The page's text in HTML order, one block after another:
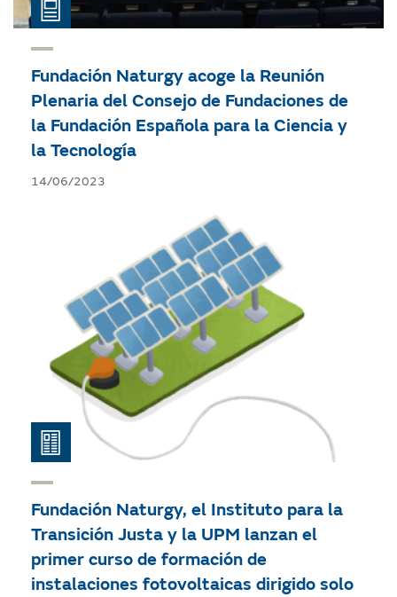
Fundación Naturgy acoge la Reunión
Plenaria del Consejo de Fundaciones de
la Fundación Española para la Ciencia y
la Tecnología
14/06/2023
Fundación Naturgy, el Instituto para la
Transición Justa y la UPM lanzan el
primer curso de formación de
instalaciones fotovoltaicas dirigido solo